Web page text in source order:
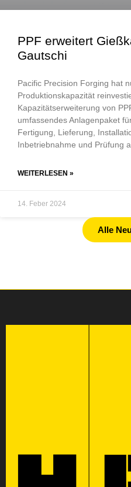
PPF erweitert
Gautschi
Pacific Precision Forging hat
Produktionskapazität
Kapazitätserweiterung von
umfassendes Anlagenpaket
Fertigung, Lieferung,
Inbetriebnahme und Prüfung
WEITERLESEN »
14. Feber 2024
Alle